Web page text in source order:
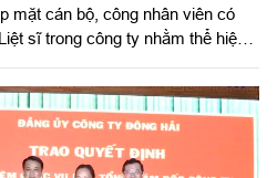
mặt cán bộ, công nhân viên có
sĩ trong công ty nhằm thể hiện
kỷ niệm 79 năm ngày Thương
7/2026).